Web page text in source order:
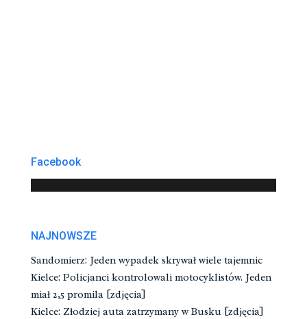
Facebook
NAJNOWSZE
Sandomierz: Jeden wypadek skrywał wiele tajemnic
Kielce: Policjanci kontrolowali motocyklistów. Jeden
miał 2,5 promila [zdjęcia]
Kielce: Złodziej auta zatrzymany w Busku [zdjęcia]